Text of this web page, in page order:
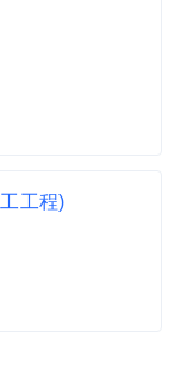
工程)